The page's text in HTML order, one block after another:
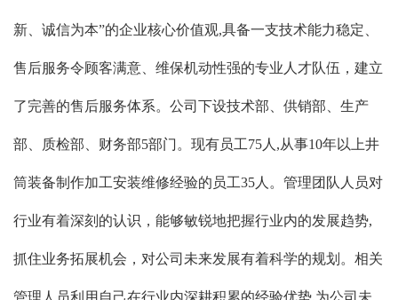
新、诚信为本”的企业核心价值观,具备一支技术能力稳定、
售后服务令顾客满意、维保机动性强的专业人才队伍，建立
了完善的售后服务体系。公司下设技术部、供销部、生产
部、质检部、财务部5部门。现有员工75人,从事10年以上井
筒装备制作加工安装维修经验的员工35人。管理团队人员对
行业有着深刻的认识，能够敏锐地把握行业内的发展趋势,
抓住业务拓展机会，对公司未来发展有着科学的规划。相关
管理人员利用自己在行业内深耕积累的经验优势,为公司未